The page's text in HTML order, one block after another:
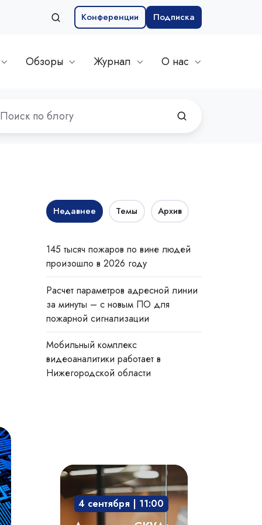
Конференции Подписка
Обзоры Журнал О нас
Недавнее Темы Архив
145 тысяч пожаров по вине людей
произошло в 2026 году
Расчет параметров адресной линии
за минуты – с новым ПО для
пожарной сигнализации
Мобильный комплекс
видеоаналитики работает в
Нижегородской области
Академия
СКУД:
мобильный
доступ,
4 сентября | 11:00